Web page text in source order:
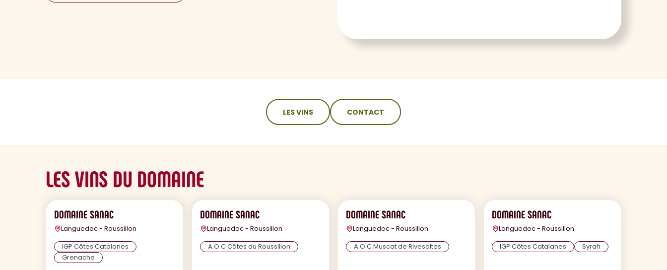
LES VINS CONTACT
LES VINS DU DOMAINE
DOMAINE SANAC
Languedoc - Roussillon
IGP Côtes Catalanes
Grenache
DOMAINE SANAC
Languedoc - Roussillon
A.O.C Côtes du Roussillon
DOMAINE SANAC
Languedoc - Roussillon
A.O.C Muscat de Rivesaltes
DOMAINE SANAC
Languedoc - Roussillon
IGP Côtes Catalanes
Syrah